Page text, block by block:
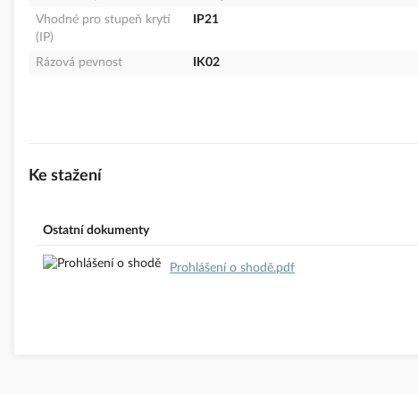
Vhodné pro stupeň krytí
(IP)
IP21
Rázová pevnost IK02
Ke stažení
Ostatní dokumenty
Prohlášení o shodě.pdf